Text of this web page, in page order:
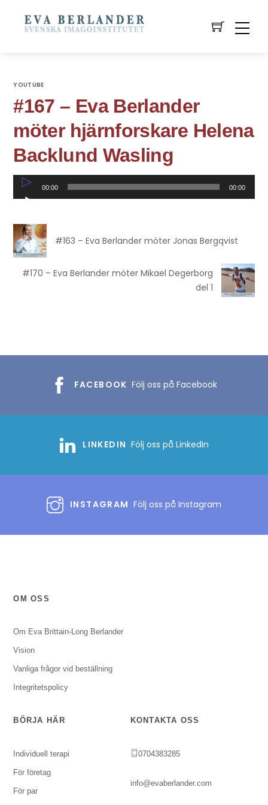
YOUTUBE
#167 – Eva Berlander
möter hjärnforskare Helena
Backlund Wasling
Ljudspelare
00:00 00:00
#163 – Eva Berlander möter Jonas Bergqvist
#170 – Eva Berlander möter Mikael Degerborg
del 1
FACEBOOK Följ oss på Facebook
LINKEDIN Följ oss på LinkedIn
INSTAGRAM Följ oss på Instagram
OM OSS
Om Eva Brittain-Long Berlander
Vision
Vanliga frågor vid beställning
Integritetspolicy
BÖRJA HÄR
Individuell terapi
För företag
För par
KONTAKTA OSS
0704383285
info@evaberlander.com